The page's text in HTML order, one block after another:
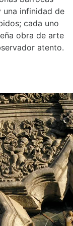
una infinidad de
cada uno
obra de arte
atento.